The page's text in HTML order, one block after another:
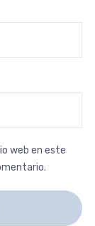
web en este